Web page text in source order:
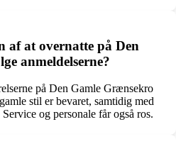
af at overnatte på Den
anmeldelserne?
på Den Gamle Grænsekro
stil er bevaret, samtidig med
og personale får også ros.